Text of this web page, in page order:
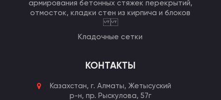
армирования бетонных стяжек перекрытий,
отмосток, кладки стен из кирпича и блоков
Кладочные сетки
КОНТАКТЫ
Казахстан, г. Алматы, Жетысуский
р-н, пр. Рыскулова, 57г